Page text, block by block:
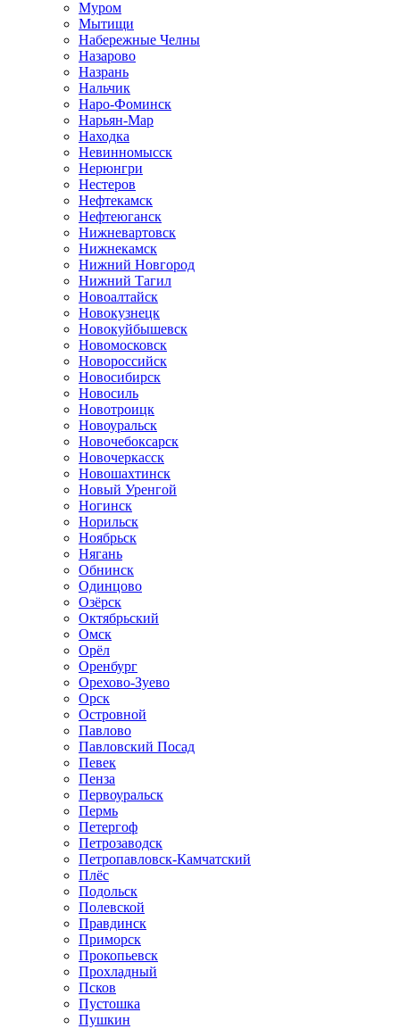
Муром
Мытищи
Набережные Челны
Назарово
Назрань
Нальчик
Наро-Фоминск
Нарьян-Мар
Находка
Невинномысск
Нерюнгри
Нестеров
Нефтекамск
Нефтеюганск
Нижневартовск
Нижнекамск
Нижний Новгород
Нижний Тагил
Новоалтайск
Новокузнецк
Новокуйбышевск
Новомосковск
Новороссийск
Новосибирск
Новосиль
Новотроицк
Новоуральск
Новочебоксарск
Новочеркасск
Новошахтинск
Новый Уренгой
Ногинск
Норильск
Ноябрьск
Нягань
Обнинск
Одинцово
Озёрск
Октябрьский
Омск
Орёл
Оренбург
Орехово-Зуево
Орск
Островной
Павлово
Павловский Посад
Певек
Пенза
Первоуральск
Пермь
Петергоф
Петрозаводск
Петропавловск-Камчатский
Плёс
Подольск
Полевской
Правдинск
Приморск
Прокопьевск
Прохладный
Псков
Пустошка
Пушкин